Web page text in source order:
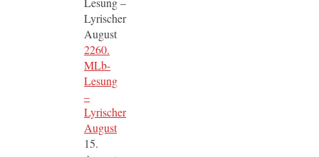
2260.
MLb-
Lesung
–
Lyrischer
August
15.